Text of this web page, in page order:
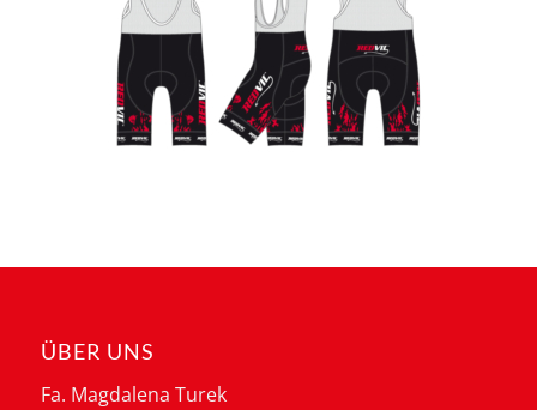
ÜBER UNS
Fa. Magdalena Turek